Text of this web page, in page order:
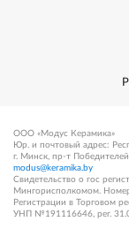
ООО «Модус Керамика»
Юр. и почтовый адрес:
г. Минск, пр-т
modus@keramika.by
Свидетельство о гос
Мингорисполкомом.
Регистрации в Торговом
УНП №191116646, рег.